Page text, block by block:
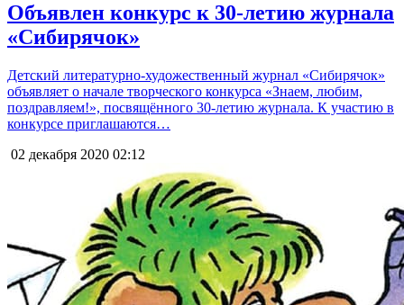
Объявлен конкурс к 30-летию журнала
«Сибирячок»
Детский литературно-художественный журнал «Сибирячок»
объявляет о начале творческого конкурса «Знаем, любим,
поздравляем!», посвящённого 30-летию журнала. К участию в
конкурсе приглашаются…
02 декабря 2020 02:12